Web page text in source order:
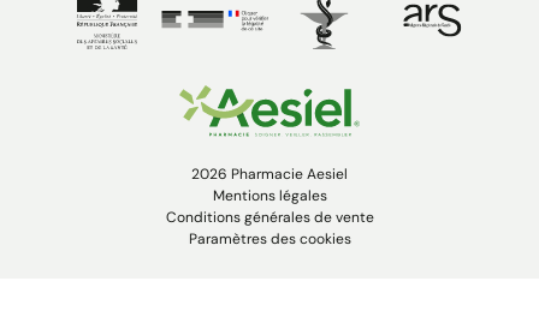
2026 Pharmacie Aesiel
Mentions légales
Conditions générales de vente
Paramètres des cookies